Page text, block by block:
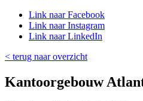
Link naar Facebook
Link naar Instagram
Link naar LinkedIn
< terug naar overzicht
Kantoorgebouw